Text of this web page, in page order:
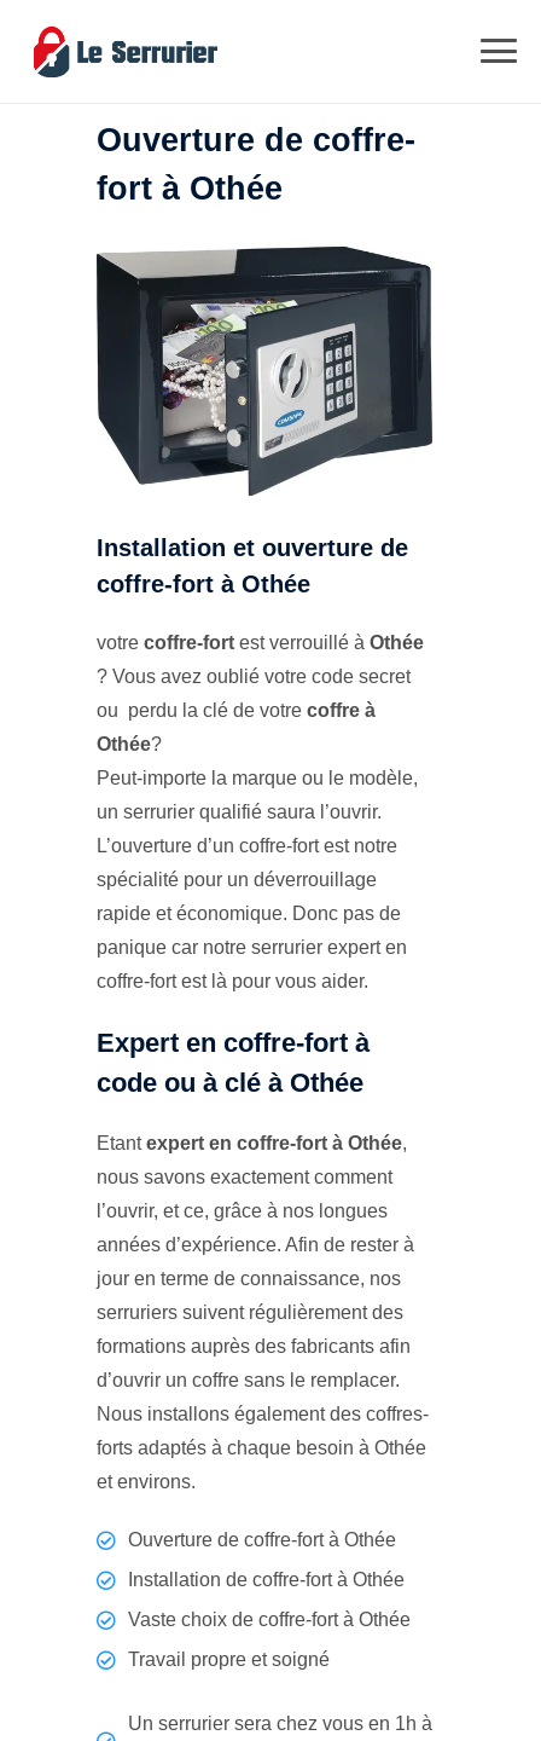
Ouverture de coffre-
fort à Othée
Installation et ouverture de
coffre-fort à Othée
votre coffre-fort est verrouillé à Othée
? Vous avez oublié votre code secret
ou perdu la clé de votre coffre à
Othée?
Peut-importe la marque ou le modèle,
un serrurier qualifié saura l’ouvrir.
L’ouverture d’un coffre-fort est notre
spécialité pour un déverrouillage
rapide et économique. Donc pas de
panique car notre serrurier expert en
coffre-fort est là pour vous aider.
Expert en coffre-fort à
code ou à clé à Othée
Etantexpert en coffre-fort à Othée,
nous savons exactement comment
l’ouvrir, et ce, grâce à nos longues
années d’expérience. Afin de rester à
jour en terme de connaissance, nos
serruriers suivent régulièrement des
formations auprès des fabricants afin
d’ouvrir un coffre sans le remplacer.
Nous installons également des coffres-
forts adaptés à chaque besoin à Othée
et environs.
Ouverture de coffre-fort à Othée
Installation de coffre-fort à Othée
Vaste choix de coffre-fort à Othée
Travail propre et soigné
Un serrurier sera chez vous en 1h à